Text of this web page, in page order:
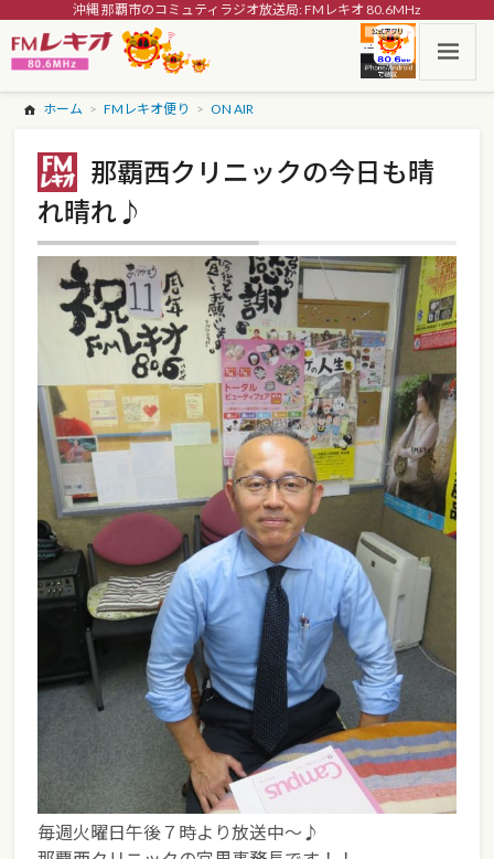
沖縄 那覇市のコミュティラジオ放送局: FMレキオ 80.6MHz
ホーム FMレキオ便り ON AIR
那覇西クリニックの今日も晴
れ晴れ♪
毎週火曜日午後７時より放送中～♪